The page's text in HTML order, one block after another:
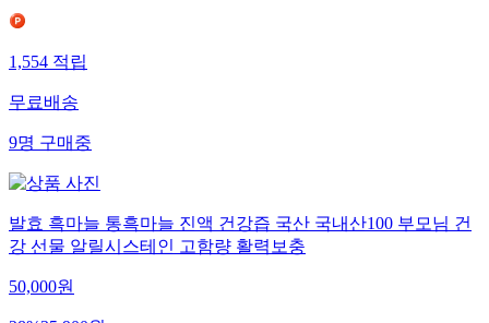
1,554적립
무료배송
9명구매중
발효 흑마늘 통흑마늘 진액 건강즙 국산 국내산100 부모님 건
강 선물 알릴시스테인 고함량 활력보충
50,000원